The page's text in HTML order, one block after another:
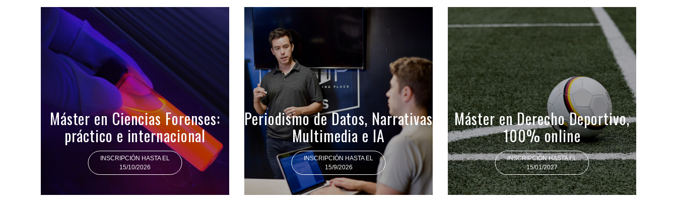
Máster en Ciencias Forenses:
práctico e internacional
INSCRIPCIÓN HASTA EL
15/10/2026
Periodismo de Datos, Narrativas
Multimedia e IA
INSCRIPCIÓN HASTA EL
15/9/2026
Máster en Derecho Deportivo,
100% online
INSCRIPCIÓN HASTA EL
15/01/2027